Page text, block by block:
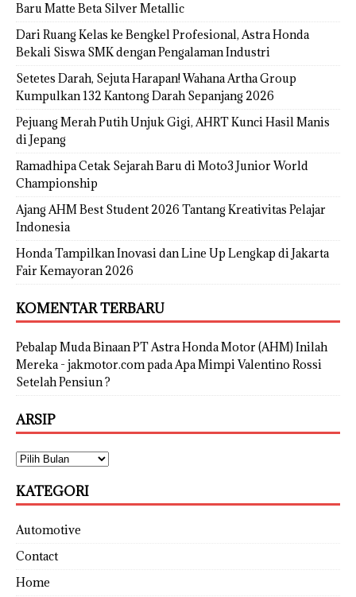
Baru Matte Beta Silver Metallic
Dari Ruang Kelas ke Bengkel Profesional, Astra Honda
Bekali Siswa SMK dengan Pengalaman Industri
Setetes Darah, Sejuta Harapan! Wahana Artha Group
Kumpulkan 132 Kantong Darah Sepanjang 2026
Pejuang Merah Putih Unjuk Gigi, AHRT Kunci Hasil Manis
di Jepang
Ramadhipa Cetak Sejarah Baru di Moto3 Junior World
Championship
Ajang AHM Best Student 2026 Tantang Kreativitas Pelajar
Indonesia
Honda Tampilkan Inovasi dan Line Up Lengkap di Jakarta
Fair Kemayoran 2026
KOMENTAR TERBARU
Pebalap Muda Binaan PT Astra Honda Motor (AHM) Inilah
Mereka - jakmotor.compadaApa Mimpi Valentino Rossi
Setelah Pensiun ?
ARSIP
KATEGORI
Automotive
Contact
Home